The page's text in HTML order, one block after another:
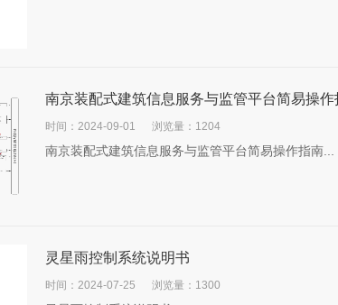
南京装配式建筑信息服务与监管平台简易操作
时间：2024-09-01 浏览量：1204
南京装配式建筑信息服务与监管平台简易操作指南...
灵星雨控制系统说明书
时间：2024-07-25 浏览量：1300